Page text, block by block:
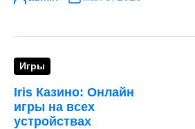
Игры
Iris Казино: Онлайн
игры на всех
устройствах